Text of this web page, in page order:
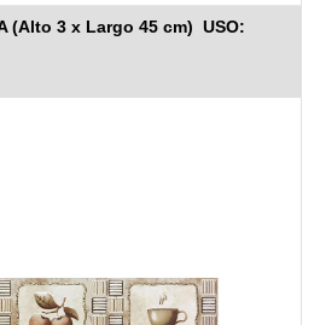
(Alto 3 x Largo 45 cm) USO: